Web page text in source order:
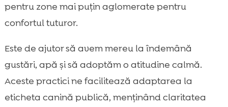
pentru zone mai puțin aglomerate pentru
confortul tuturor.
Este de ajutor să avem mereu la îndemână
gustări, apă și să adoptăm o atitudine calmă.
Aceste practici ne facilitează adaptarea la
eticheta canină publică, menținând claritatea